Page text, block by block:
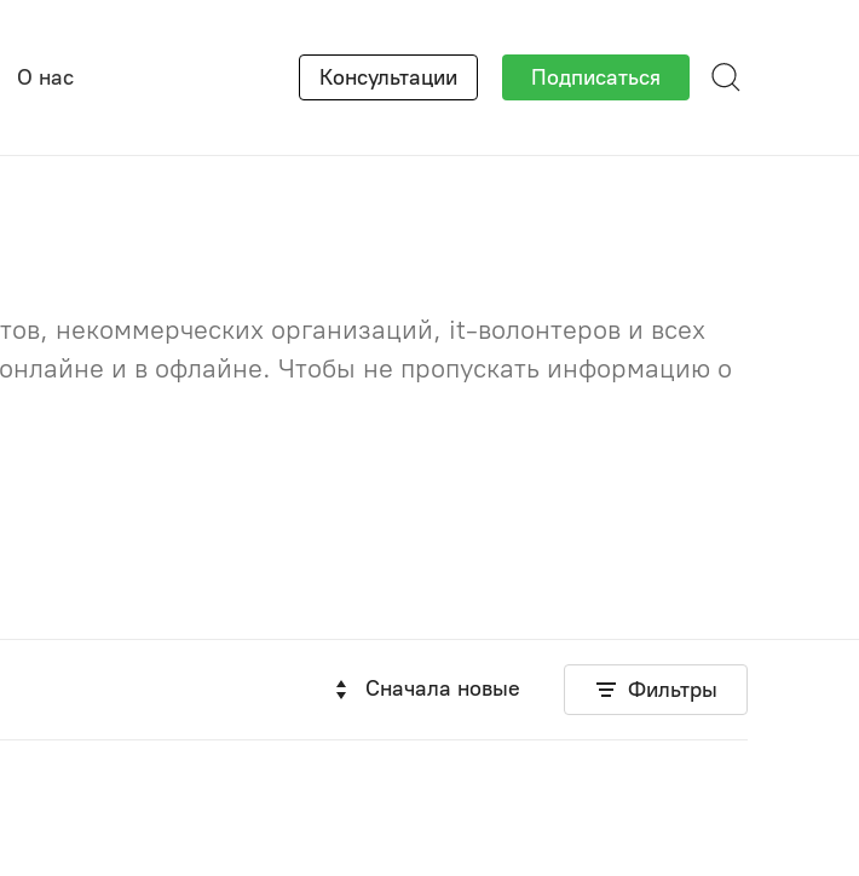
О нас Консультации Подписаться
некоммерческих организаций, it-волонтеров и всех
и в офлайне. Чтобы не пропускать информацию о
Сначала новые Фильтры